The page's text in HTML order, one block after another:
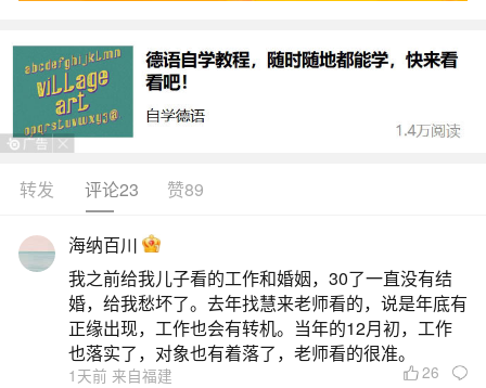
面就这个问题给大家做一些解读：
一、湖南长沙有名的风水大师
湖南长沙有名的风水大师包括无量子、李洪
亮、谭坤明、周易成、邓玄易等，他们在学术体
系、服务领域及行业影响力上各具特色。无量子是
术与中原风水理论，形成独特风格。他擅长家居布
局与商业选址，服务对象多为社会名流与商业精
英，以精准的判断和务实的解决方案在业内享有极
高声誉。其理论注重实践与文化
转发 评论23 赞89
海纳百川
我之前给我儿子看的工作和婚姻，30了一直没有结
婚，给我愁坏了。去年找慧来老师看的，说是年底有
正缘出现，工作也会有转机。当年的12月初，工作
也落实了，对象也有着落了，老师看的很准。
1天前 来自福建 26